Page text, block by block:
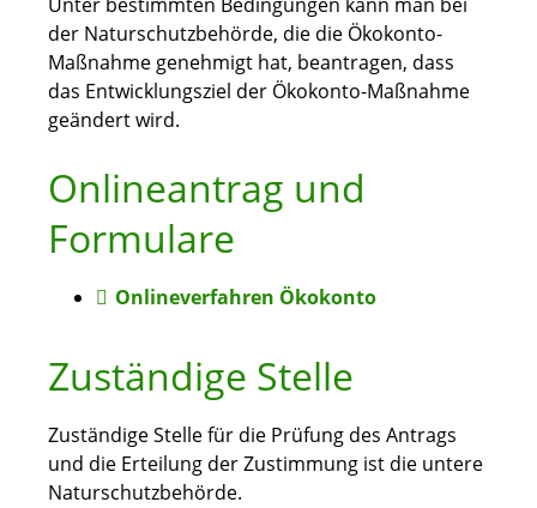
der Naturschutzbehörde, die die Ökokonto-
Maßnahme genehmigt hat, beantragen, dass
das Entwicklungsziel der Ökokonto-Maßnahme
geändert wird.
Onlineantrag und
Formulare
Onlineverfahren Ökokonto
Zuständige Stelle
Zuständige Stelle für die Prüfung des Antrags
und die Erteilung der Zustimmung ist die untere
Naturschutzbehörde.